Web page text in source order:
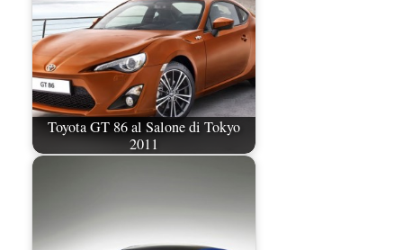
Toyota GT 86 al Salone di Tokyo
2011